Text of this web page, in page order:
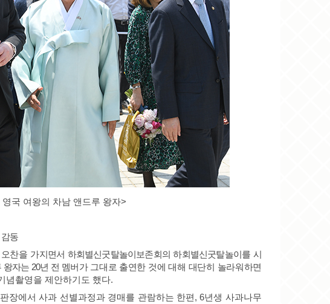
국 여왕의 차남 앤드루 왕자>
동
찬을 가지면서 하회별신굿탈놀이보존회의 하회별신굿탈놀이를 시
왕자는 20년 전 멤버가 그대로 출연한 것에 대해 대단히 놀라워하면
념촬영을 제안하기도 했다.
장에서 사과 선별과정과 경매를 관람하는 한편 , 6년생 사과나무